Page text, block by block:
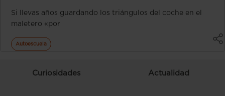
Si llevas años guardando los triángulos del coche en el
maletero «por
Autoescuela
Curiosidades Actualidad